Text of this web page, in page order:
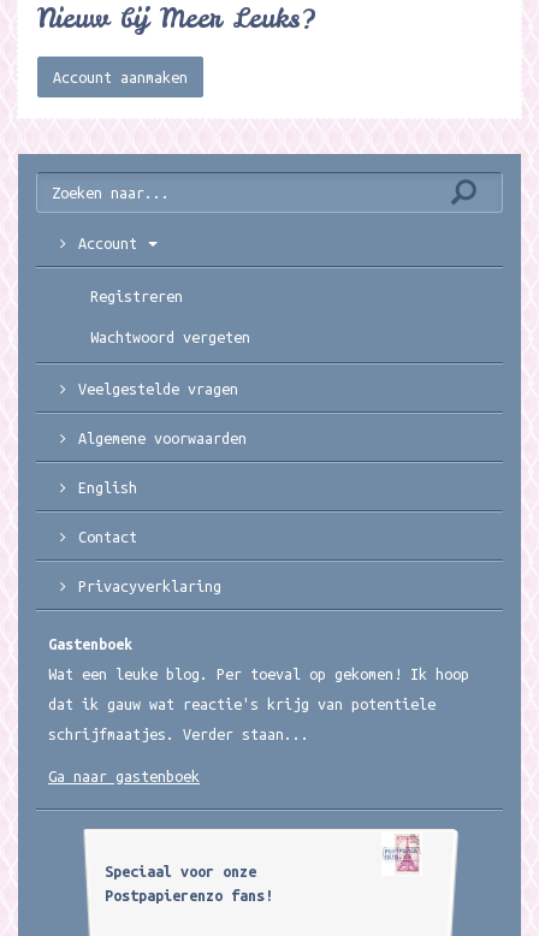
Nieuw bij Meer Leuks?
Account aanmaken
Account
Registreren
Wachtwoord vergeten
Veelgestelde vragen
Algemene voorwaarden
English
Contact
Privacyverklaring
Gastenboek
Wat een leuke blog. Per toeval op gekomen! Ik hoop
dat ik gauw wat reactie's krijg van potentiele
schrijfmaatjes. Verder staan...
Ga naar gastenboek
Speciaal voor onze
Postpapierenzo fans!